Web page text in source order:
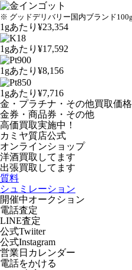
※ グッドデリバリー国内ブランド
1gあたり ¥23,354
1gあたり ¥17,592
1gあたり ¥8,156
1gあたり ¥7,716
金・プラチナ・その他買取価格
金券・商品券・その他
高価買取実施中！
カミヤ質店公式
オンラインショップ
洋酒買取してます
出張買取 してます
質料
シュミレーション
開催中オークション
電話査定
LINE査定
公式Twiiter
公式Instagram
営業日カレンダー
電話をかける